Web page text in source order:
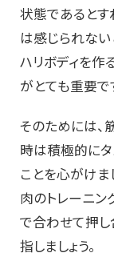
状態であるとす
は感じられない
ハリボディを作
がとても重要で
そのためには、
時は積極的にタ
ことを心がけま
肉のトレーニン
で合わせて押し
指しましょう。